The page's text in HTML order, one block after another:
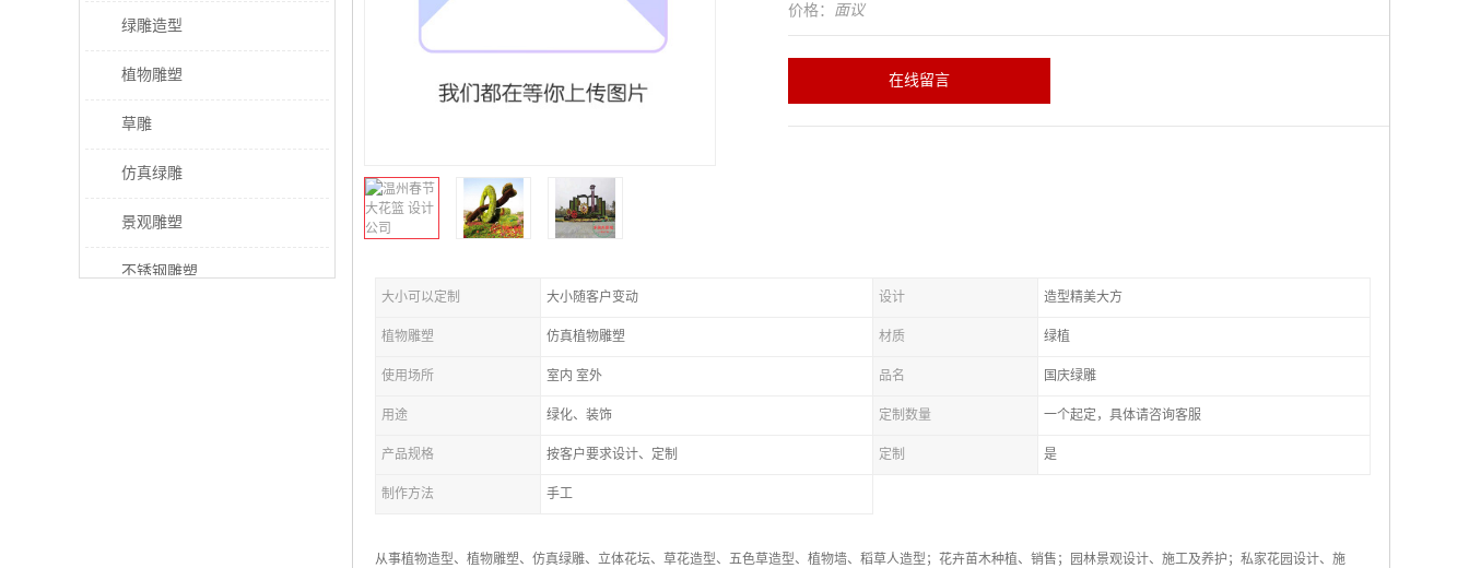
绿雕造型
植物雕塑
草雕
仿真绿雕
景观雕塑
不锈钢雕塑
价格： 面议
在线留言
大小可以定制 大小随客户变动 设计 造型精美大方
植物雕塑 仿真植物雕塑 材质 绿植
使用场所 室内 室外 品名 国庆绿雕
用途 绿化、装饰 定制数量 一个起定，具体请咨询客服
产品规格 按客户要求设计、定制 定制 是
制作方法 手工
从事植物造型、植物雕塑、仿真绿雕、立体花坛、草花造型、五色草造型、植物墙、稻草人造型；花卉苗木种植、销售；园林景观设计、施工及养护；私家花园设计、施